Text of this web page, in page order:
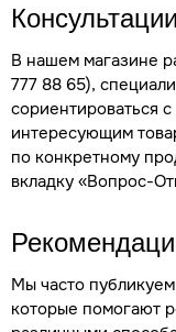
Консультации
В нашем магазине
777 88 65),
сориентироваться
интересующим
по конкретному
вкладку «Вопрос-
Мы часто
которые помогают